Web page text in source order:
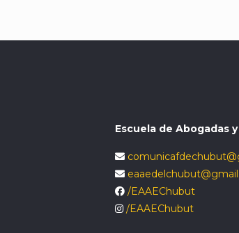
Escuela de Abogadas
/EAAEChubut
/EAAEChubut